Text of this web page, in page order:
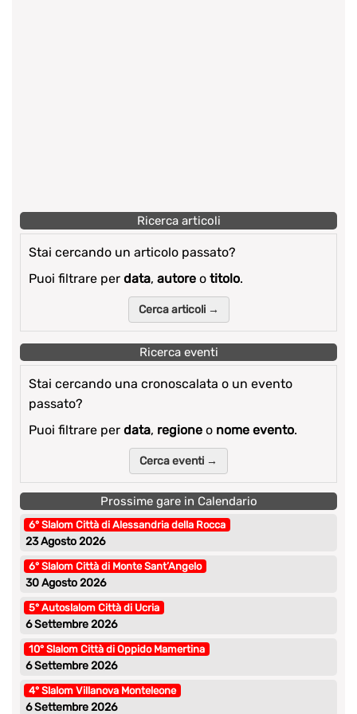
Ricerca articoli
Stai cercando un articolo passato?
Puoi filtrare per data, autore o titolo.
Cerca articoli →
Ricerca eventi
Stai cercando una cronoscalata o un evento
passato?
Puoi filtrare per data, regione o nome evento.
Cerca eventi →
Prossime gare in Calendario
6° Slalom Città di Alessandria della Rocca
23 Agosto 2026
6° Slalom Città di Monte Sant’Angelo
30 Agosto 2026
5° Autoslalom Città di Ucria
6 Settembre 2026
10° Slalom Città di Oppido Mamertina
6 Settembre 2026
4° Slalom Villanova Monteleone
6 Settembre 2026